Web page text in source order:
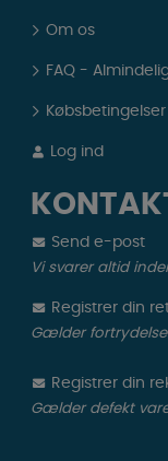
Om os
FAQ -
Købsbetingelser
Log ind
Send e-post
Vi svarer altid
Registrer din
Gælder
Registrer din
Gælder defekt